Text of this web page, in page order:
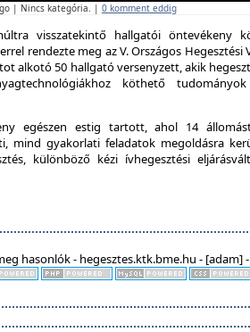
| Nincs kategória. | 0 komment eddig
visszatekintő hallgatói öntevékeny
rendezte meg az V. Országos Hegesztési
alkotó 50 hallgató versenyzett, akik
köthető
egészen estig tartott, ahol 14
mind gyakorlati feladatok megoldásra
különböző kézi ívhegesztési
hasonlók - hegesztes.ktk.bme.hu - [adam]